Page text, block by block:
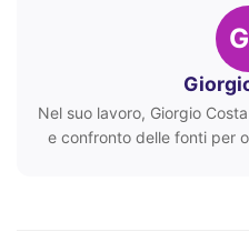
Nel suo lavoro, Giorgio
e confronto delle fonti per